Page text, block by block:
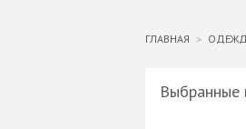
ГЛАВНАЯ
Выбранные